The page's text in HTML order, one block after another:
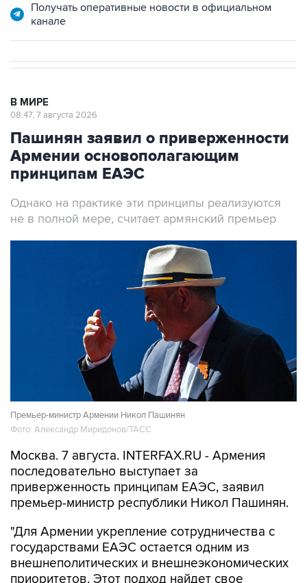
Получать оперативные новости в официальном
канале
В МИРЕ
08:47, 7 августа 2026
Пашинян заявил о приверженности
Армении основополагающим
принципам ЕАЭС
Однако на практике эти принципы реализуются
не в полной мере, считает армянский премьер
Премьер-министр Армении Никол Пашинян
Фото: Александр Миридонов/ТАСС
Москва. 7 августа. INTERFAX.RU - Армения
последовательно выступает за
приверженность принципам ЕАЭС, заявил
премьер-министр республики Никол Пашинян.
"Для Армении укрепление сотрудничества с
государствами ЕАЭС остается одним из
внешнеполитических и внешнеэкономических
приоритетов. Этот подход найдет свое